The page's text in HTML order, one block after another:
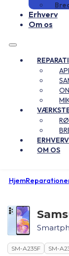
Erhverv
Om os
ERHVERV
OM OS
Hjem
SM-A235F SM-